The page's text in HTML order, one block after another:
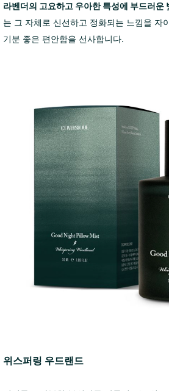
라벤더의 고요하고 우아한 특성에 부드러운
는 그 자체로 신선하고 정화되는 느낌을 자
기분 좋은 편안함을 선사합니다.
위스퍼링 우드랜드